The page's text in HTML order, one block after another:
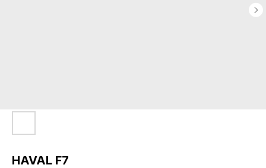
HAVAL F7